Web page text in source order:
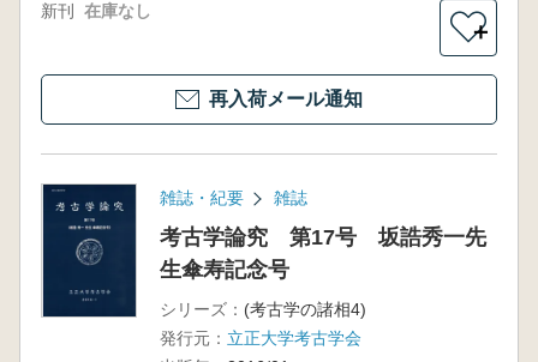
新刊 在庫なし
＋
再入荷メール通知
雑誌・紀要 雑誌
考古学論究 第17号 坂誥秀一先
生傘寿記念号
シリーズ： (考古学の諸相4)
発行元： 立正大学考古学会